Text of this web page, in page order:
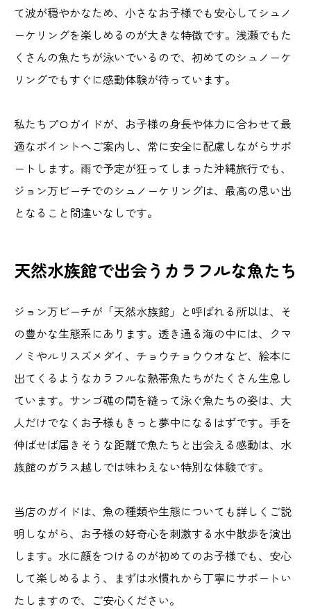
て波が穏やかなため、小さなお子様でも安心してシュノ
ーケリングを楽しめるのが大きな特徴です。浅瀬でもた
くさんの魚たちが泳いでいるので、初めてのシュノーケ
リングでもすぐに感動体験が待っています。
私たちプロガイドが、お子様の身長や体力に合わせて最
適なポイントへご案内し、常に安全に配慮しながらサポ
ートします。雨で予定が狂ってしまった沖縄旅行でも、
ジョン万ビーチでのシュノーケリングは、最高の思い出
となること間違いなしです。
天然水族館で出会うカラフルな魚たち
ジョン万ビーチが「天然水族館」と呼ばれる所以は、そ
の豊かな生態系にあります。透き通る海の中には、クマ
ノミやルリスズメダイ、チョウチョウウオなど、絵本に
出てくるようなカラフルな熱帯魚たちがたくさん生息し
ています。サンゴ礁の間を縫って泳ぐ魚たちの姿は、大
人だけでなくお子様もきっと夢中になるはずです。手を
伸ばせば届きそうな距離で魚たちと出会える感動は、水
族館のガラス越しでは味わえない特別な体験です。
当店のガイドは、魚の種類や生態についても詳しくご説
明しながら、お子様の好奇心を刺激する水中散歩を演出
します。水に顔をつけるのが初めてのお子様でも、安心
して楽しめるよう、まずは水慣れから丁寧にサポートい
たしますので、ご安心ください。